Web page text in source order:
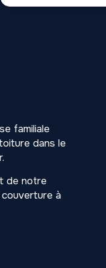
familiale
dans le
de notre
à